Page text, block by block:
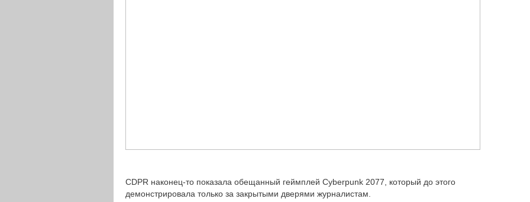
CDPR наконец-то показала обещанный геймплей Cyberpunk 2077, который до этого
демонстрировала только за закрытыми дверями журналистам.